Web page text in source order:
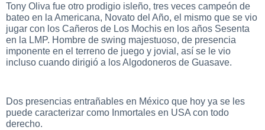
Tony Oliva fue otro prodigio isleño, tres veces campeón de
bateo en la Americana, Novato del Año, el mismo que se vio
jugar con los Cañeros de Los Mochis en los años Sesenta
en la LMP. Hombre de swing majestuoso, de presencia
imponente en el terreno de juego y jovial, así se le vio
incluso cuando dirigió a los Algodoneros de Guasave.
Dos presencias entrañables en México que hoy ya se les
puede caracterizar como Inmortales en USA con todo
derecho.